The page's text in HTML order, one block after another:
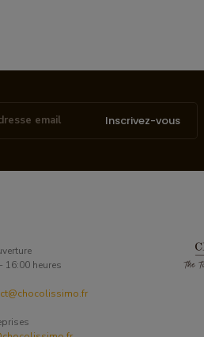
Inscrivez-vous
16:00 heures